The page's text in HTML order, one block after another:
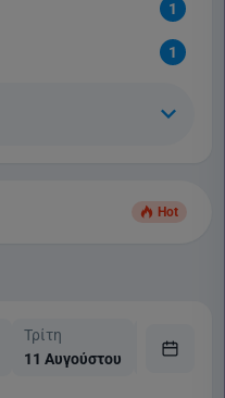
1
1
Hot
Τρίτη
11 Αυγούστου
12